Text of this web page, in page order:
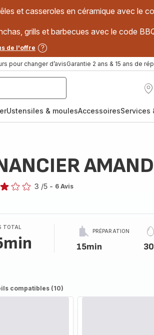
et casseroles en céramique avec le
grills et barbecues avec le code
de l'offre
pour changer d’avisGarantie 2 ans & 15 ans de
Ustensiles & moulesAccessoiresServices
3 /5 - 6 Avis
TOTAL
PRÉPARATION
15min
compatibles (10)